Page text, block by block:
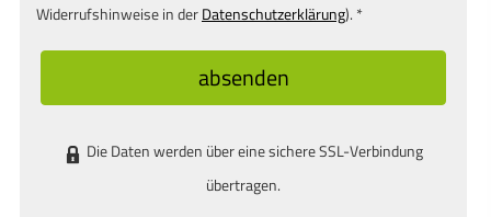
Widerrufshinweise in derDatenschutzerklärung). *
absenden
Die Daten werden über eine sichere SSL-Verbindung
übertragen.